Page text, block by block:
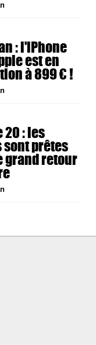
: l'iPhone
est en
à 899 € !
20 : les
prêtes
grand retour